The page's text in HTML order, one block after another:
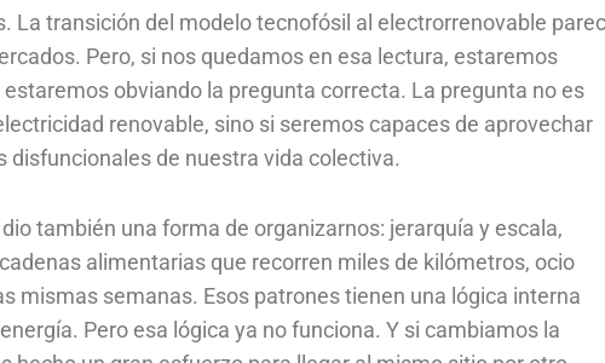
La transición del modelo tecnofósil al electrorrenovable
Pero, si nos quedamos en esa lectura, estaremos
obviando la pregunta correcta. La pregunta no es
renovable, sino si seremos capaces de aprovechar
de nuestra vida colectiva.
también una forma de organizarnos: jerarquía y escala,
alimentarias que recorren miles de kilómetros, ocio
mismas semanas. Esos patrones tienen una lógica interna
Pero esa lógica ya no funciona. Y si cambiamos la